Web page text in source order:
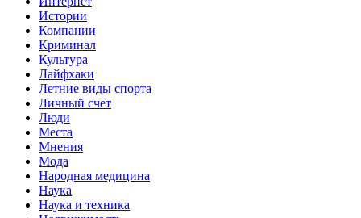
Истории
Компании
Криминал
Культура
Лайфхаки
Летние виды спорта
Личный счет
Люди
Места
Мнения
Мода
Народная медицина
Наука
Наука и техника